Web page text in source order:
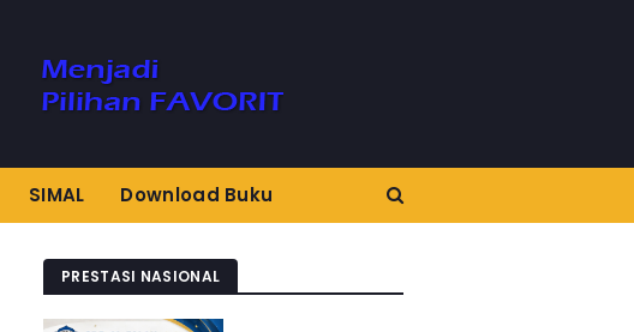
SIMAL Download Buku
PRESTASI NASIONAL